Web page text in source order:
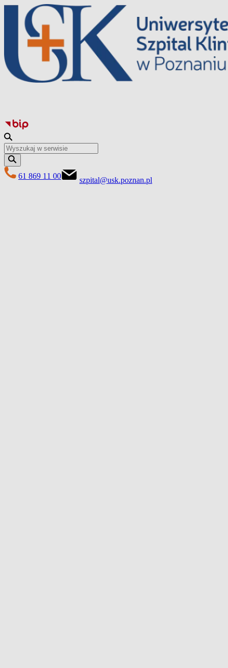
Перейти
вмісту
61 869 11 00 szpital@usk.poznan.pl